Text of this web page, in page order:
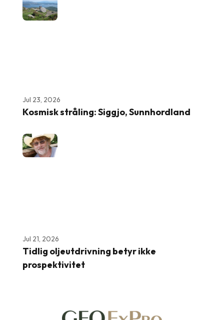
Jul 23, 2026
Kosmisk stråling: Siggjo, Sunnhordland
Jul 21, 2026
Tidlig oljeutdrivning betyr ikke
prospektivitet